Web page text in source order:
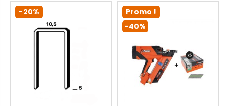
-20%
Promo !
-40%